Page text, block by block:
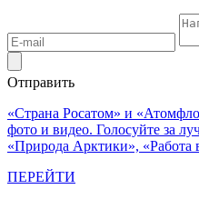
Отправить
«Страна Росатом» и
фото и видео. Голосуйте за
«Природа Арктики»,
ПЕРЕЙТИ